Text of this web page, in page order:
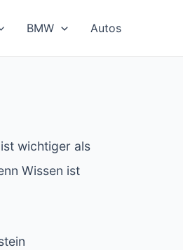
BMW Autos
wichtiger als
Wissen ist